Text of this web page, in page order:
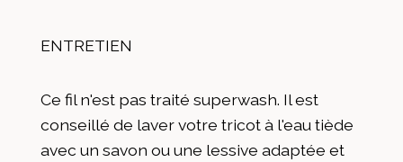
ENTRETIEN
Ce fil n'est pas traité superwash. Il est
conseillé de laver votre tricot à l'eau tiède
avec un savon ou une lessive adaptée et